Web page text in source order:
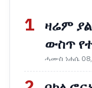
1 ዛሬም
ውስጥ
ሓሙስ ነሐሴ 08,